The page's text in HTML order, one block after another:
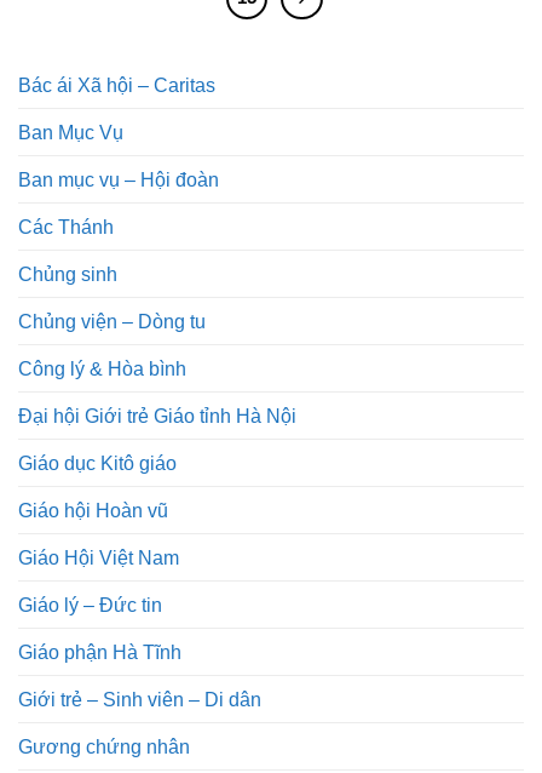
Bác ái Xã hội – Caritas
Ban Mục Vụ
Ban mục vụ – Hội đoàn
Các Thánh
Chủng sinh
Chủng viện – Dòng tu
Công lý & Hòa bình
Đại hội Giới trẻ Giáo tỉnh Hà Nội
Giáo dục Kitô giáo
Giáo hội Hoàn vũ
Giáo Hội Việt Nam
Giáo lý – Đức tin
Giáo phận Hà Tĩnh
Giới trẻ – Sinh viên – Di dân
Gương chứng nhân